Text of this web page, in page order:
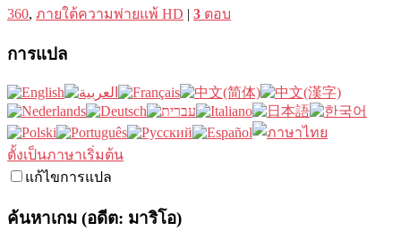
360, ภายใต้ความพ่ายแพ้ HD | 3 ตอบ
การแปล
ตั้งเป็นภาษาเริ่มต้น
แก้ไขการแปล
ค้นหาเกม (อดีต: มาริโอ)